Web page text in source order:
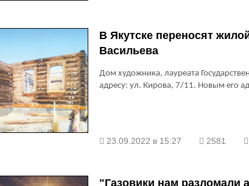
В Якутске переносят
Васильева
Дом художника, лауреата
адресу: ул. Кирова, 7/11. Новым его
23.09.2022 в 15:27 2581
"Газовики нам разломали